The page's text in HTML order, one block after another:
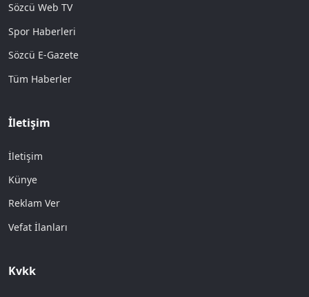
Sözcü Web TV
Spor Haberleri
Sözcü E-Gazete
Tüm Haberler
İletişim
İletişim
Künye
Reklam Ver
Vefat İlanları
Kvkk